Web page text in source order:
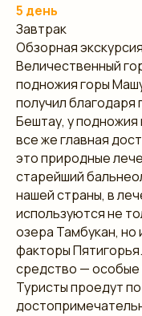
5 день
Завтрак
Обзорная
Величественный
подножия горы
получил
Бештау, у
все же главная
это природные
старейший
нашей страны, в
используются не
озера Тамбукан, но
факторы
средство — особые
Туристы проедут